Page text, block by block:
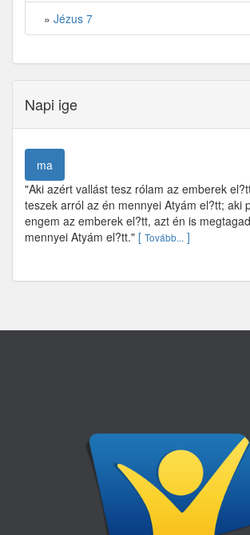
» Jézus 7
Napi ige
ma
"Aki azért vallást tesz rólam az emberek
teszek arról az én mennyei Atyám el?tt; aki
engem az emberek el?tt, azt én is
mennyei Atyám el?tt." [ Tovább... ]